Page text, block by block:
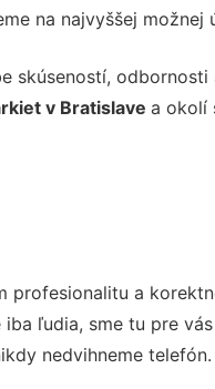
na najvyššej možnej
skúseností, odbornosti
v Bratislave a okolí
profesionalitu a
ľudia, sme tu pre
nedvihneme telefón.